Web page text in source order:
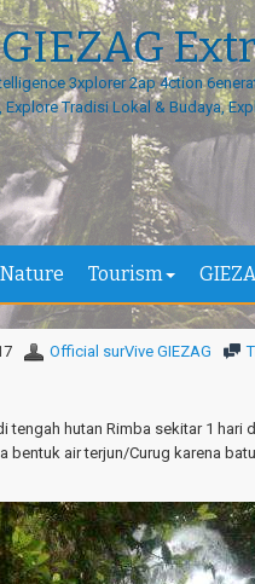
3xplorer 2ap 4ction
Explore Tradisi Lokal & Budaya,
Tourism
Official surVive GIEZAG
tengah hutan Rimba sekitar 1 hari
bentuk air terjun/Curug karena